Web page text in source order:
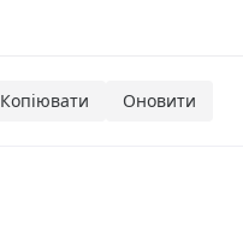
Копіювати Оновити